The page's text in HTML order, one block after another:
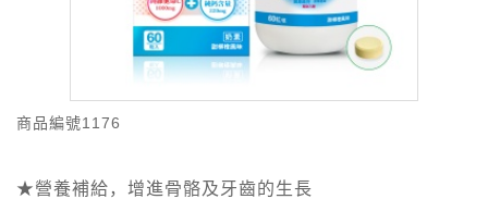
商品編號1176
★營養補給，增進骨骼及牙齒的生長